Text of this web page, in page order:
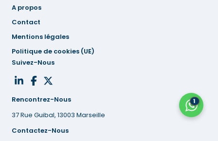
A propos
Contact
Mentions légales
Politique de cookies (UE)
Suivez-Nous
Rencontrez-Nous
37 Rue Guibal, 13003 Marseille
Contactez-Nous
1